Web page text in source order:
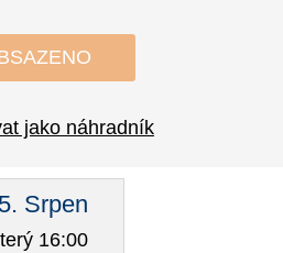
jako náhradník
Srpen
16:00